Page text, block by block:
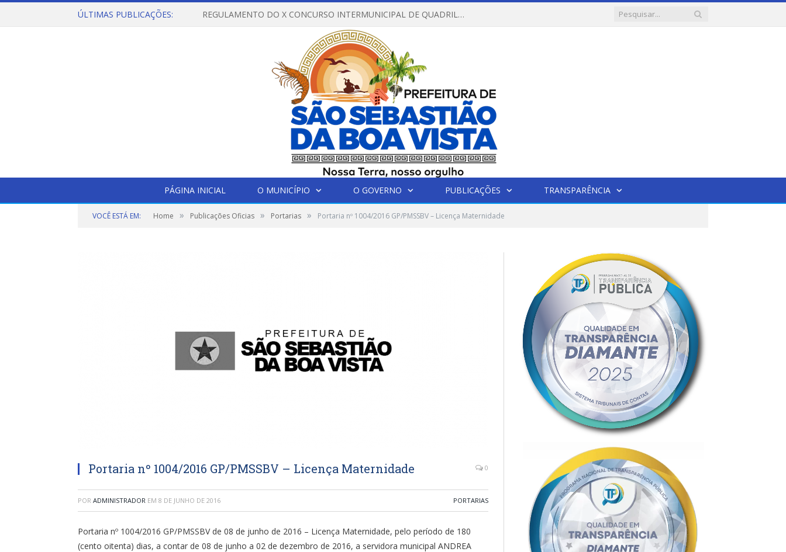
ÚLTIMAS PUBLICAÇÕES: REGULAMENTO DO X CONCURSO INTERMUNICIPAL DE QUADRILHAS JUNINAS – 2026 – ARRAIÁ DA VENEZA
PÁGINA INICIAL O MUNICÍPIO O GOVERNO PUBLICAÇÕES TRANSPARÊNCIA
VOCÊ ESTÁ EM: Home » Publicações Oficias » Portarias » Portaria nº 1004/2016 GP/PMSSBV – Licença Maternidade
Portaria nº 1004/2016 GP/PMSSBV – Licença Maternidade 0
POR ADMINISTRADOR EM 8 DE JUNHO DE 2016 PORTARIAS
Portaria nº 1004/2016 GP/PMSSBV de 08 de junho de 2016 – Licença Maternidade, pelo período de 180
(cento oitenta) dias, a contar de 08 de junho a 02 de dezembro de 2016, a servidora municipal ANDREA